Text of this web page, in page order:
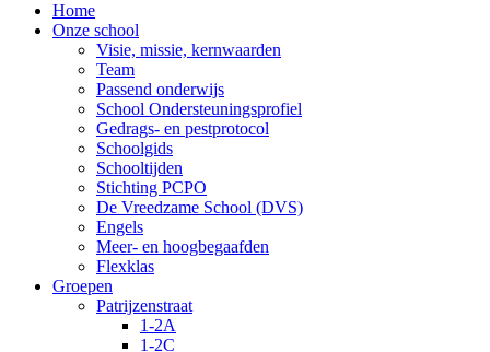
Home
Onze school
Visie, missie, kernwaarden
Team
Passend onderwijs
School Ondersteuningsprofiel
Gedrags- en pestprotocol
Schoolgids
Schooltijden
Stichting PCPO
De Vreedzame School (DVS)
Engels
Meer- en hoogbegaafden
Flexklas
Groepen
Patrijzenstraat
1-2A
1-2C